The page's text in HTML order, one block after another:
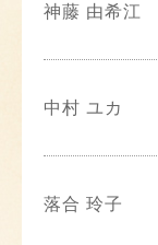
神藤 由希江
中村 ユカ
落合 玲子